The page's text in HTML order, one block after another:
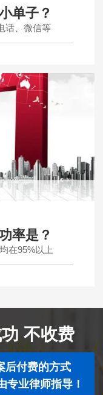
单子？
话、微信等
率是？
在95%以上
不收费
后付费的方式
专业律师指导！